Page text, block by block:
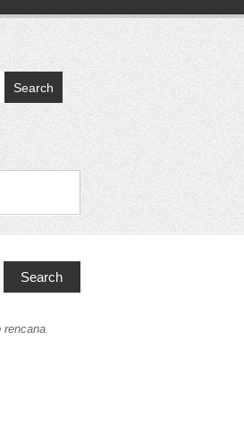
Search
Search
rencana